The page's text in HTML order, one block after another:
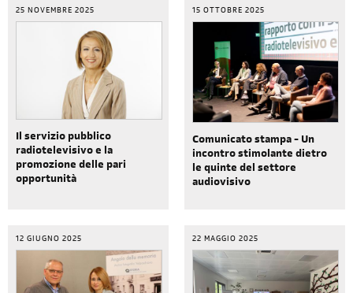
25 NOVEMBRE 2025
Il servizio pubblico
radiotelevisivo e la
promozione delle pari
opportunità
15 OTTOBRE 2025
Comunicato stampa - Un
incontro stimolante dietro
le quinte del settore
audiovisivo
12 GIUGNO 2025 22 MAGGIO 2025